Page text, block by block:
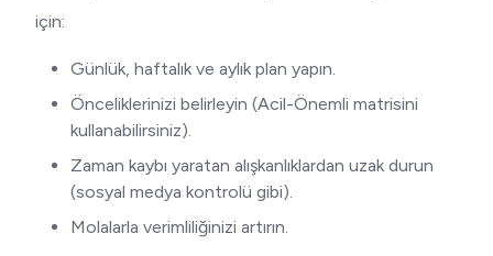
için:
Günlük, haftalık ve aylık plan yapın.
Önceliklerinizi belirleyin (Acil-Önemli matrisini
kullanabilirsiniz).
Zaman kaybı yaratan alışkanlıklardan uzak durun
(sosyal medya kontrolü gibi).
Molalarla verimliliğinizi artırın.